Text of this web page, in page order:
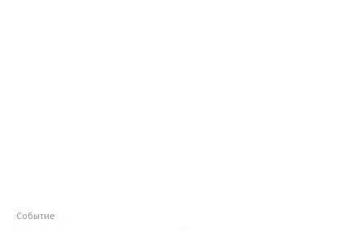
Событие